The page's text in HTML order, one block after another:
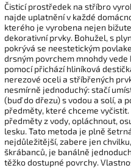
Čisticí prostředek na stříbro
najde uplatnění v každé
kterého je vyrobena nejen
dekorativní prvky. Bohužel, s
pokrývá se neestetickým
drsným povrchem mnohdy
pomocí přichází hliníková
nerezové oceli a stříbřených
nesmírně jednoduchý: stačí
(buď do dřezu) s vodou a solí, a
předměty, které chceme
předměty z vody, opláchnout,
lesku. Tato metoda je plně
nejdůležitější, zabere jen
škrábanců, je banálně
těžko dostupné povrchy.